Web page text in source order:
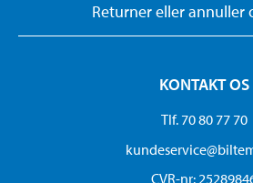
Returner eller annuller
KONTAKT OS
Tlf. 70 80 77 70
CVR-nr: